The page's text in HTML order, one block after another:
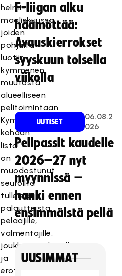
helmi-
maaliskuussa,
joiden
pohjalta
luotiin
kymmenen
muutosta
alueelliseen
pelitoimintaan.
Kymmenen
kohdan
lista
on
muodostunut
seuroilta
tulleista
palautteista,
pelaajille,
valmentajille,
joukkueenjohtajille
ja
erotuomareille
F-liigan alku
häämöttää:
Avauskierrokset
syyskuun toisella
viikolla
UUTISET
06.08.2
026
Pelipassit kaudelle
2026–27 nyt
myynnissä –
hanki ennen
ensimmäistä peliä
UUSIMMAT